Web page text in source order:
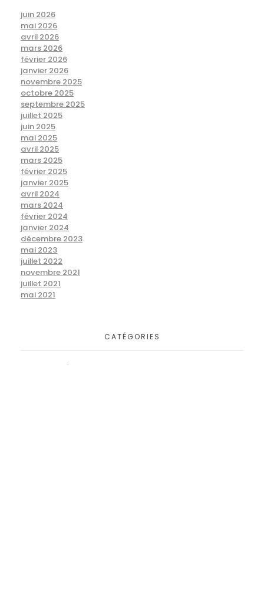
juin 2026
mai 2026
avril 2026
mars 2026
février 2026
janvier 2026
novembre 2025
octobre 2025
septembre 2025
juillet 2025
juin 2025
mai 2025
avril 2025
mars 2025
février 2025
janvier 2025
avril 2024
mars 2024
février 2024
janvier 2024
décembre 2023
mai 2023
juillet 2022
novembre 2021
juillet 2021
mai 2021
CATÉGORIES